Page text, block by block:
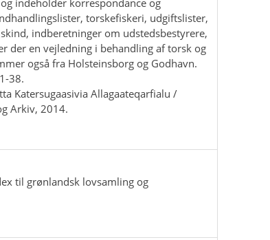
indeholder korrespondance og
torskefiskeri, udgiftslister,
indberetninger om udstedsbestyrere,
der en vejledning i behandling af torsk og
også fra Holsteinsborg og Godhavn.
38.
Katersugaasivia Allagaateqarfialu /
Arkiv, 2014.
til grønlandsk lovsamling og